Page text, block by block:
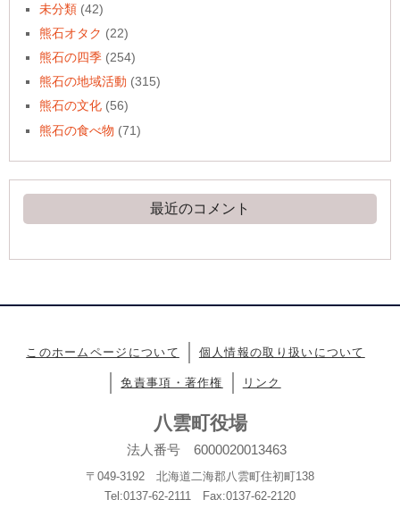
未分類 (42)
熊石オタク (22)
熊石の四季 (254)
熊石の地域活動 (315)
熊石の文化 (56)
熊石の食べ物 (71)
最近のコメント
このホームページについて 個人情報の取り扱いについて
免責事項・著作権 リンク
八雲町役場
法人番号 6000020013463
〒049-3192 北海道二海郡八雲町住初町138
Tel:0137-62-2111 Fax:0137-62-2120